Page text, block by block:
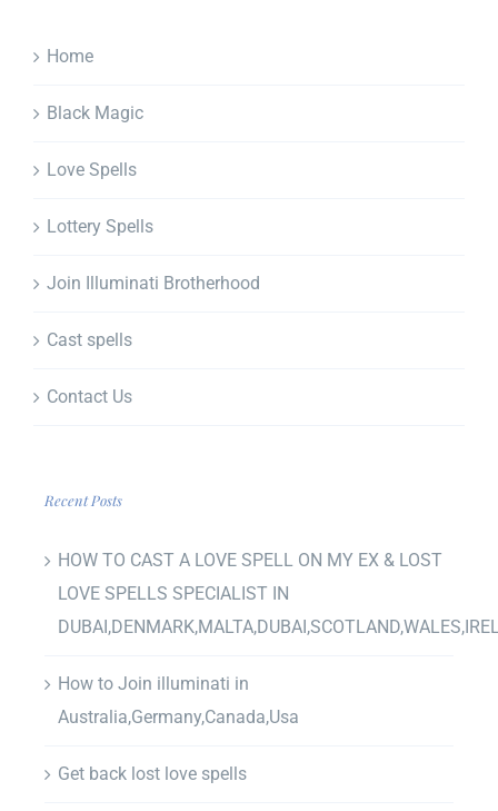
Home
Black Magic
Love Spells
Lottery Spells
Join Illuminati Brotherhood
Cast spells
Contact Us
Recent Posts
HOW TO CAST A LOVE SPELL ON MY EX & LOST
LOVE SPELLS SPECIALIST IN
How to Join illuminati in
Australia,Germany,Canada,Usa
Get back lost love spells